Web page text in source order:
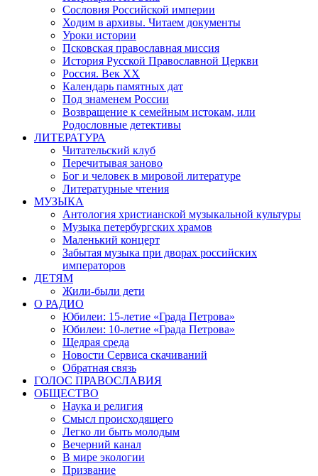
Сословия Российской империи
Ходим в архивы. Читаем документы
Уроки истории
Псковская православная миссия
История Русской Православной Церкви
Россия. Век ХХ
Календарь памятных дат
Под знаменем России
Возвращение к семейным истокам, или
Родословные детективы
ЛИТЕРАТУРА
Читательский клуб
Перечитывая заново
Бог и человек в мировой литературе
Литературные чтения
МУЗЫКА
Антология христианской музыкальной культуры
Музыка петербургских храмов
Маленький концерт
Забытая музыка при дворах российских
императоров
ДЕТЯМ
Жили-были дети
О РАДИО
Юбилеи: 15-летие «Града Петрова»
Юбилеи: 10-летие «Града Петрова»
Щедрая среда
Новости Сервиса скачиваний
Обратная связь
ГОЛОС ПРАВОСЛАВИЯ
ОБЩЕСТВО
Наука и религия
Смысл происходящего
Легко ли быть молодым
Вечерний канал
В мире экологии
Призвание